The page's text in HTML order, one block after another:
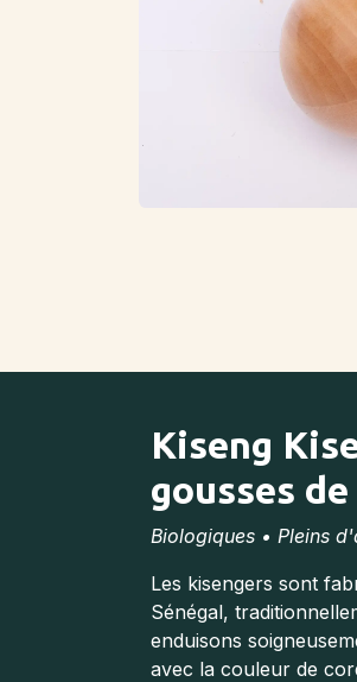
Kiseng
gousses
Biologiques • Pleins
Les kisengers sont
Sénégal,
enduisons
avec la couleur de